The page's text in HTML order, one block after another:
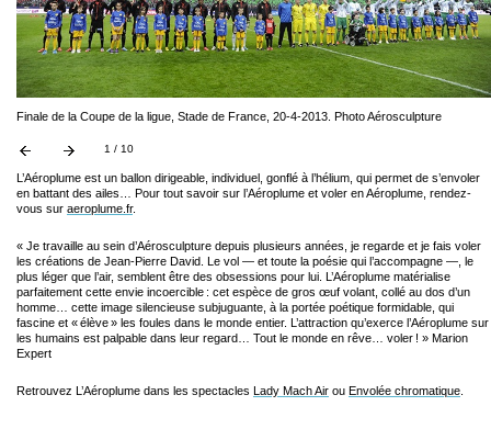
Finale de la Coupe de la ligue, Stade de France, 20-4-2013. Photo Aérosculpture
1 / 10
L’Aéroplume est un ballon dirigeable, individuel, gonflé à l’hélium, qui permet de s’envoler
en battant des ailes… Pour tout savoir sur l’Aéroplume et voler en Aéroplume, rendez-
vous sur aeroplume.fr.
« Je travaille au sein d’Aérosculpture depuis plusieurs années, je regarde et je fais voler
les créations de Jean-Pierre David. Le vol — et toute la poésie qui l’accompagne —, le
plus léger que l’air, semblent être des obsessions pour lui. L’Aéroplume matérialise
parfaitement cette envie incoercible : cet espèce de gros œuf volant, collé au dos d’un
homme… cette image silencieuse subjuguante, à la portée poétique formidable, qui
fascine et « élève » les foules dans le monde entier. L’attraction qu’exerce l’Aéroplume sur
les humains est palpable dans leur regard… Tout le monde en rêve… voler ! » Marion
Expert
Retrouvez L’Aéroplume dans les spectacles Lady Mach Air ou Envolée chromatique